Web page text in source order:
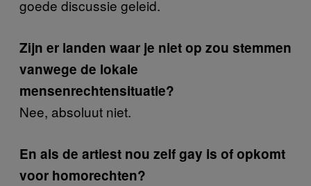
goede discussie geleid.
Zijn er landen waar je niet op zou stemmen
vanwege de lokale
mensenrechtensituatie?
Nee, absoluut niet.
En als de artiest nou zelf gay is of opkomt
voor homorechten?